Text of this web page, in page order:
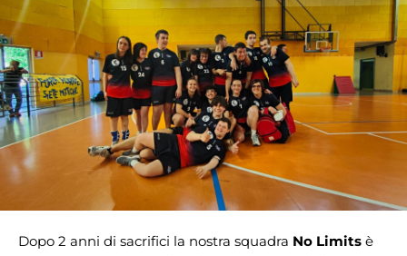
Dopo 2 anni di sacrifici la nostra squadra No Limits è